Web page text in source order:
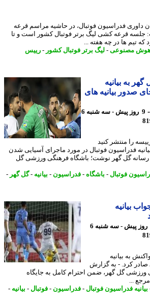
فدراسیون فوتبال، در حاشیه مراسم قرعه
قرعه کشی لیگ برتر فوتبال کشور است و تا
ها در چه هفته ...
مصنوعی-لیگ برتر فوتبال کشور-رییس
به بیانیه
بیانیه های
9 روز پیش - سه شنبه 6
منتشر کنید
فدراسیون فوتبال در مورد ماجرای آسیایی شدن
گل گهر نوشت؛ باشگاه فرهنگی ورزشی گل
فوتبال-باشگاه-فدراسیون-بیانیه-گل گهر-
9 روز پیش - سه شنبه 6
بیانیه
کرد. - به گزارش
گل گهر، ضمن احترام کامل به جایگاه
...
فدراسیون فوتبال-فدراسیون-فوتبال-بیانیه-